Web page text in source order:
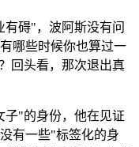
碍"，波阿斯没有问
哪些时候你也算过一
回头看，那次退出真
子"的身份，他在见证
有一些"标签化的身